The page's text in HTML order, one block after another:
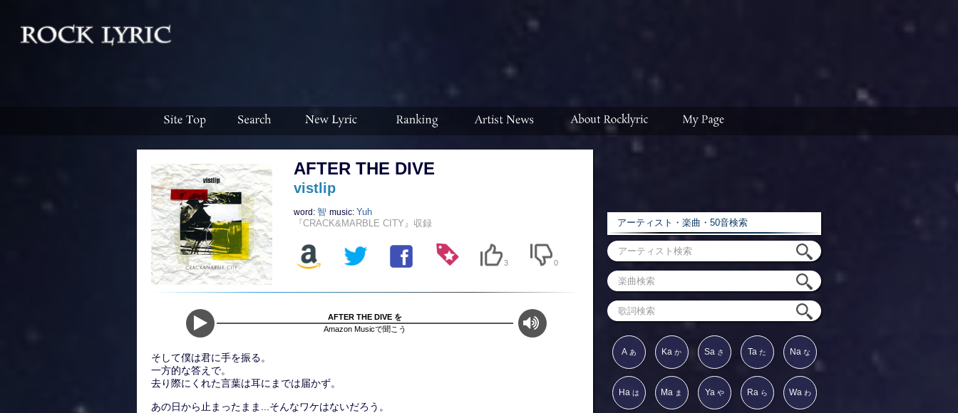
AFTER THE DIVE
vistlip
word: 智 music: Yuh
『CRACK&MARBLE CITY』収録
3 0
AFTER THE DIVE を
Amazon Musicで聞こう
そして僕は君に手を振る。
一方的な答えで。
去り際にくれた言葉は耳にまでは届かず。
あの日から止まったまま...そんなワケはないだろう。
アーティスト・楽曲・50音検索
A あ Ka か Sa さ Ta た Na な
Ha は Ma ま Ya や Ra ら Wa わ